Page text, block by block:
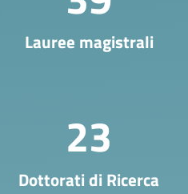
Lauree magistrali
23
Dottorati di Ricerca